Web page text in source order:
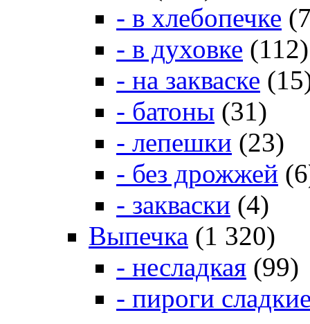
- в хлебопечке
- в духовке (112)
- на закваске
- батоны (31)
- лепешки (23)
- без дрожжей
- закваски (4)
Выпечка (1 320)
- несладкая (99)
- пироги